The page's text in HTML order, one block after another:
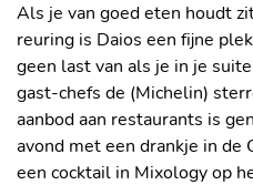
Als je van goed eten houdt
reuring is Daios een fijne
geen last van als je in je
gast-chefs de (Michelin)
aanbod aan restaurants is
avond met een drankje in
een cocktail in Mixology op
DAIOS HEEFT
STRAND
ONZE TIJD HIER
ZWEMMEN,